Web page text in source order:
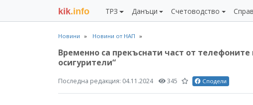
kik.info ТРЗ Данъци Счетоводство
Новини Новини от НАП
Временно са прекъснати част от
осигурители“
Последна редакция: 04.11.2024 345 Сподели